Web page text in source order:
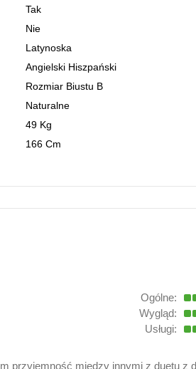
Tak
Nie
Latynoska
Angielski Hiszpański
Rozmiar Biustu B
Naturalne
49 Kg
166 Cm
Ogólne:
Wygląd:
Usługi:
przyjemność między innymi z duetu z